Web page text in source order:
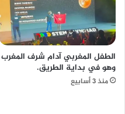
الطفل المغربي آدام شرف المغرب
وهو في بداية الطريق.
منذ 3 أسابيع